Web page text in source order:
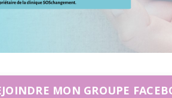
MON GROUPE